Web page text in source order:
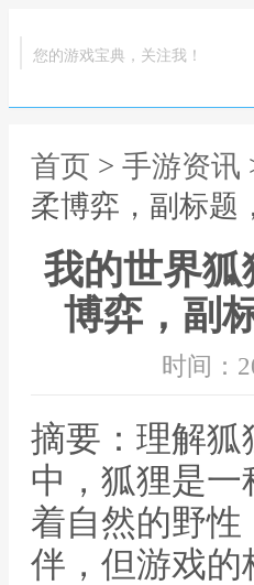
您的游戏宝典，关注我！
首页 > 手游资讯
柔博弈，副标题
我的世界
博弈，副
时间：
摘要：理解狐
中，狐狸是
着自然的野性
伴，但游戏的